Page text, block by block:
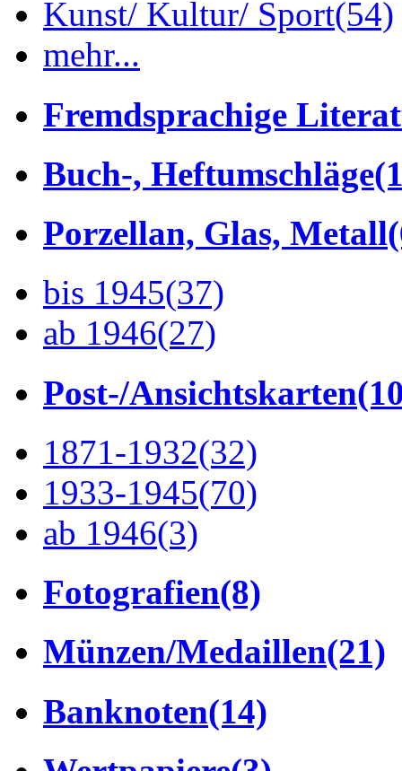
Kunst/ Kultur/ Sport(54)
mehr...
Fremdsprachige
Buch-, Heftumschläge
Porzellan, Glas, Metall
bis 1945(37)
ab 1946(27)
Post-/Ansichtskarten
1871-1932(32)
1933-1945(70)
ab 1946(3)
Fotografien(8)
Münzen/Medaillen(21)
Banknoten(14)